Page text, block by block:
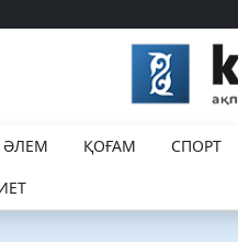
жасалды
ӘЛЕМ ҚОҒАМ СПОРТ